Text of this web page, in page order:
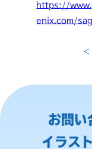
https://
enix.com/
<
お問い
イラス